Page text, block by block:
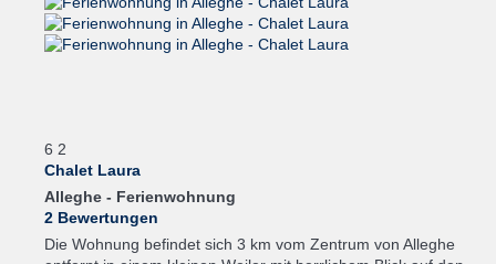
6 2
Chalet Laura
Alleghe - Ferienwohnung
2 Bewertungen
Die Wohnung befindet sich 3 km vom Zentrum von Alleghe